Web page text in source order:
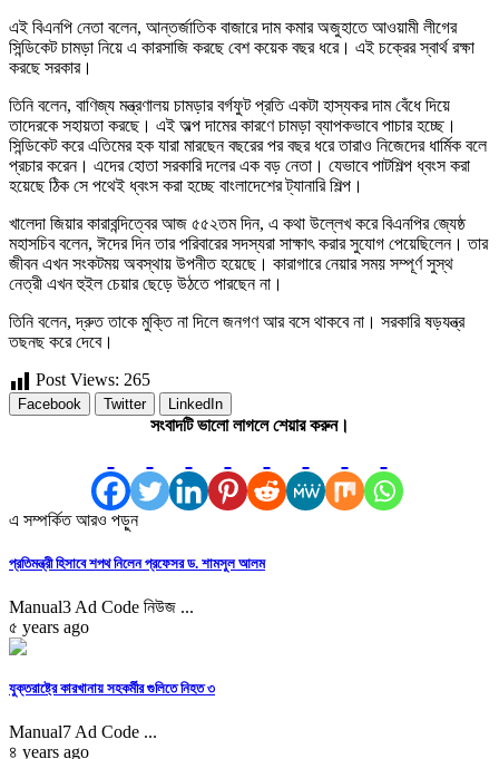
এই বিএনপি নেতা বলেন, আন্তর্জাতিক বাজারে দাম কমার অজুহাতে আওয়ামী লীগের
সিন্ডিকেট চামড়া নিয়ে এ কারসাজি করছে বেশ কয়েক বছর ধরে। এই চক্রের স্বার্থ রক্ষা
করছে সরকার।
তিনি বলেন, বাণিজ্য মন্ত্রণালয় চামড়ার বর্গফুট প্রতি একটা হাস্যকর দাম বেঁধে দিয়ে
তাদেরকে সহায়তা করছে। এই অল্প দামের কারণে চামড়া ব্যাপকভাবে পাচার হচ্ছে।
সিন্ডিকেট করে এতিমের হক যারা মারছেন বছরের পর বছর ধরে তারাও নিজেদের ধার্মিক বলে
প্রচার করেন। এদের হোতা সরকারি দলের এক বড় নেতা। যেভাবে পাটশিল্প ধ্বংস করা
হয়েছে ঠিক সে পথেই ধ্বংস করা হচ্ছে বাংলাদেশের ট্যানারি শিল্প।
খালেদা জিয়ার কারাবন্দিত্বের আজ ৫৫২তম দিন, এ কথা উল্লেখ করে বিএনপির জ্যেষ্ঠ
মহাসচিব বলেন, ঈদের দিন তার পরিবারের সদস্যরা সাক্ষাৎ করার সুযোগ পেয়েছিলেন। তার
জীবন এখন সংকটময় অবস্থায় উপনীত হয়েছে। কারাগারে নেয়ার সময় সম্পূর্ণ সুস্থ
নেত্রী এখন হুইল চেয়ার ছেড়ে উঠতে পারছেন না।
তিনি বলেন, দ্রুত তাকে মুক্তি না দিলে জনগণ আর বসে থাকবে না। সরকারি ষড়যন্ত্র
তছনছ করে দেবে।
Post Views: 265
Facebook Twitter LinkedIn
সংবাদটি ভালো লাগলে শেয়ার করুন।
এ সম্পর্কিত আরও পড়ুন
প্রতিমন্ত্রী হিসাবে শপথ নিলেন প্রফেসর ড. শামসুল আলম
Manual3 Ad Code নিউজ ...
৫ years ago
যুক্তরাষ্ট্রে কারখানায় সহকর্মীর গুলিতে নিহত ৩
Manual7 Ad Code ...
৪ years ago